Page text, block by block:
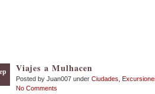
Viajes a Mulhacen
Posted by Juan007 under Ciudades
No Comments